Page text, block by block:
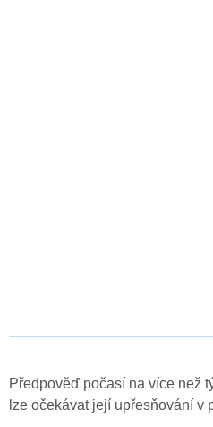
Předpověď počasí na více než
lze očekávat její upřesňování v